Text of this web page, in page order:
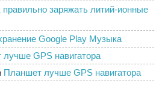
правильно заряжать литий-ионные
Google Play Музыка
GPS навигатора
Планшет лучше GPS навигатора